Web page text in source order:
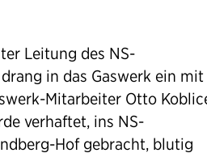
Leitung des NS-
in das Gaswerk ein
Mitarbeiter Otto
verhaftet, ins NS-
Hof gebracht, blutig